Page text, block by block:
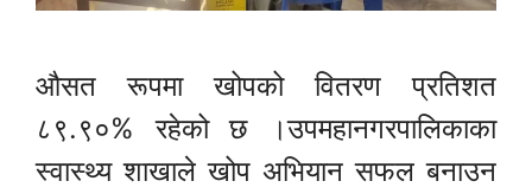
औसत रूपमा खोपको वितरण प्रतिशत
८९.९०% रहेको छ ।उपमहानगरपालिकाका
स्वास्थ्य शाखाले खोप अभियान सफल बनाउन